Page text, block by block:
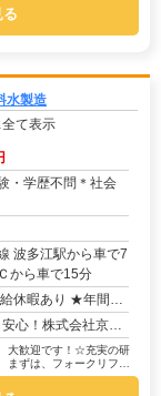
水製造
て表示
・学歴不問＊社会
波多江駅から車で7
から車で15分
休日：120日 ★長期休暇：冬季休暇
出してみませんか？☆家具付き寮が用意されているので、手...
大歓迎です！☆充実の研
ずは、フォークリフト